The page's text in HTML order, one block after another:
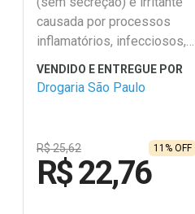
causada por processos
inflamatórios, infecciosos,
adulto e pediátrico acima
dos 2 anos. Deve ser
Caso persistirem os
sintomas procure o médico.
Drogaria São Paulo
R$ 25,62 11% OFF
R$ 22,76